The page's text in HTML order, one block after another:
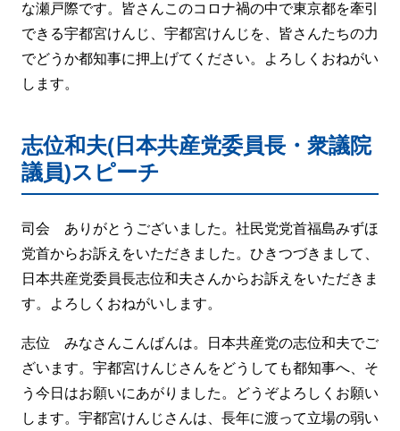
な瀬戸際です。皆さんこのコロナ禍の中で東京都を牽引
できる宇都宮けんじ、宇都宮けんじを、皆さんたちの力
でどうか都知事に押上げてください。よろしくおねがい
します。
志位和夫(日本共産党委員長・衆議院
議員)スピーチ
司会 ありがとうございました。社民党党首福島みずほ
党首からお訴えをいただきました。ひきつづきまして、
日本共産党委員長志位和夫さんからお訴えをいただきま
す。よろしくおねがいします。
志位 みなさんこんばんは。日本共産党の志位和夫でご
ざいます。宇都宮けんじさんをどうしても都知事へ、そ
う今日はお願いにあがりました。どうぞよろしくお願い
します。宇都宮けんじさんは、長年に渡って立場の弱い